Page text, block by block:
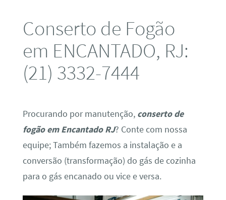
Conserto de Fogão
em ENCANTADO, RJ:
(21) 3332-7444
Procurando por manutenção, conserto de
fogão em Encantado RJ? Conte com nossa
equipe; Também fazemos a instalação e a
conversão (transformação) do gás de cozinha
para o gás encanado ou vice e versa.